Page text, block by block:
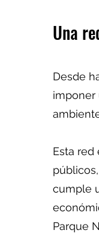
Una
Desde
imponer
Esta red
cumple
Parque